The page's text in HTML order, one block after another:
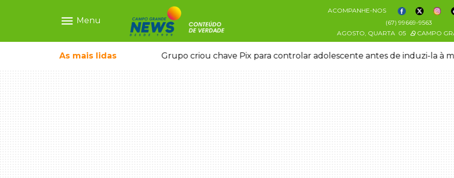
menu Menu
ACOMPANHE-NOS
(67) 99669-9563
AGOSTO, QUARTA 05 CAMPO
As mais lidas
deixou 4 mortos e 8 feridos Grupo criou chave Pix para controlar adolescente antes de induzi-la à